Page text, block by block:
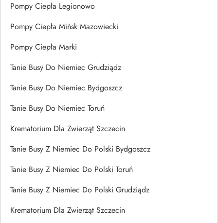
Pompy Ciepła Legionowo
Pompy Ciepła Mińsk Mazowiecki
Pompy Ciepła Marki
Tanie Busy Do Niemiec Grudziądz
Tanie Busy Do Niemiec Bydgoszcz
Tanie Busy Do Niemiec Toruń
Krematorium Dla Zwierząt Szczecin
Tanie Busy Z Niemiec Do Polski Bydgoszcz
Tanie Busy Z Niemiec Do Polski Toruń
Tanie Busy Z Niemiec Do Polski Grudziądz
Krematorium Dla Zwierząt Szczecin